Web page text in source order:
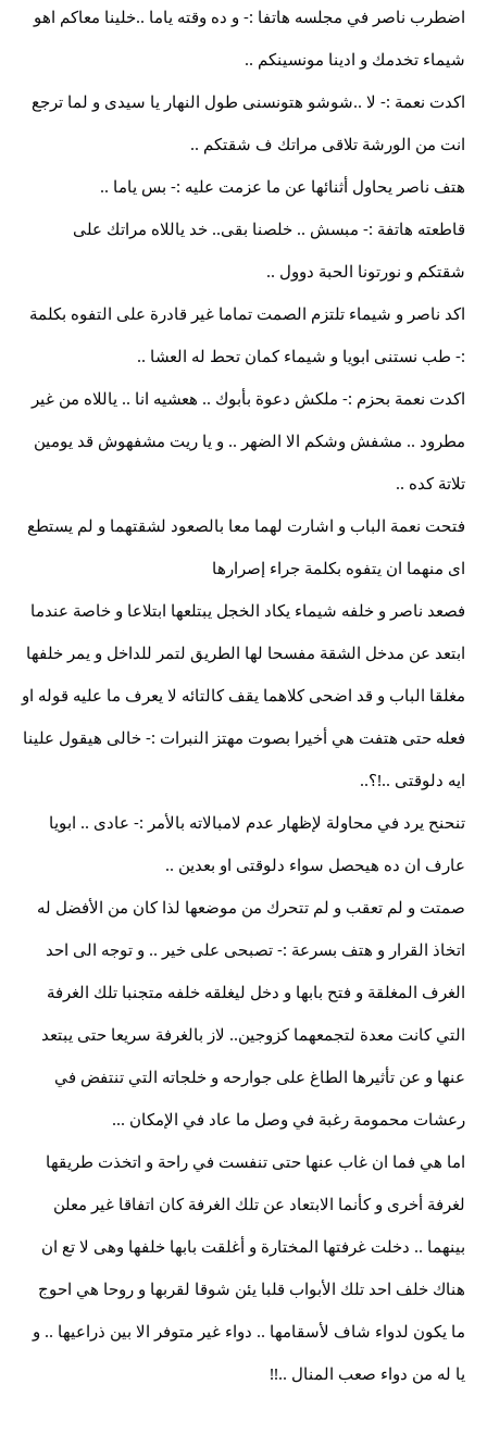
اضطرب ناصر في مجلسه هاتفا :- و ده وقته ياما ..خلينا معاكم اهو
شيماء تخدمك و ادينا مونسينكم ..
اكدت نعمة :- لا ..شوشو هتونسنى طول النهار يا سيدى و لما ترجع
انت من الورشة تلاقى مراتك ف شقتكم ..
هتف ناصر يحاول أثنائها عن ما عزمت عليه :- بس ياما ..
قاطعته هاتفة :- مبسش .. خلصنا بقى.. خد ياللاه مراتك على
شقتكم و نورتونا الحبة دوول ..
اكد ناصر و شيماء تلتزم الصمت تماما غير قادرة على التفوه بكلمة
:- طب نستنى ابويا و شيماء كمان تحط له العشا ..
اكدت نعمة بحزم :- ملكش دعوة بأبوك .. هعشيه انا .. ياللاه من غير
مطرود .. مشفش وشكم الا الضهر .. و يا ريت مشفهوش قد يومين
تلاتة كده ..
فتحت نعمة الباب و اشارت لهما معا بالصعود لشقتهما و لم يستطع
اى منهما ان يتفوه بكلمة جراء إصرارها
فصعد ناصر و خلفه شيماء يكاد الخجل يبتلعها ابتلاعا و خاصة عندما
ابتعد عن مدخل الشقة مفسحا لها الطريق لتمر للداخل و يمر خلفها
مغلقا الباب و قد اضحى كلاهما يقف كالتائه لا يعرف ما عليه قوله او
فعله حتى هتفت هي أخيرا بصوت مهتز النبرات :- خالى هيقول علينا
ايه دلوقتى ..!؟..
تنحنح يرد في محاولة لإظهار عدم لامبالاته بالأمر :- عادى .. ابويا
عارف ان ده هيحصل سواء دلوقتى او بعدين ..
صمتت و لم تعقب و لم تتحرك من موضعها لذا كان من الأفضل له
اتخاذ القرار و هتف بسرعة :- تصبحى على خير .. و توجه الى احد
الغرف المغلقة و فتح بابها و دخل ليغلقه خلفه متجنبا تلك الغرفة
التي كانت معدة لتجمعهما كزوجين.. لاز بالغرفة سريعا حتى يبتعد
عنها و عن تأثيرها الطاغ على جوارحه و خلجاته التي تنتفض في
رعشات محمومة رغبة في وصل ما عاد في الإمكان ...
اما هي فما ان غاب عنها حتى تنفست في راحة و اتخذت طريقها
لغرفة أخرى و كأنما الابتعاد عن تلك الغرفة كان اتفاقا غير معلن
بينهما .. دخلت غرفتها المختارة و أغلقت بابها خلفها وهى لا تع ان
هناك خلف احد تلك الأبواب قلبا يئن شوقا لقربها و روحا هي احوج
ما يكون لدواء شاف لأسقامها .. دواء غير متوفر الا بين ذراعيها .. و
يا له من دواء صعب المنال ..!!